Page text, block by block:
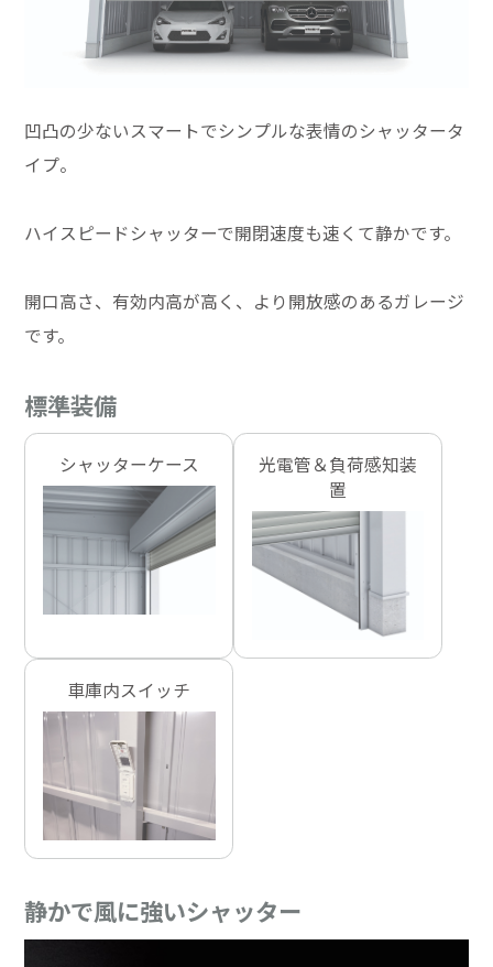
凹凸の少ないスマートでシンプルな表情のシャッタータ
イプ。
ハイスピードシャッターで開閉速度も速くて静かです。
開口高さ、有効内高が高く、より開放感のあるガレージ
です。
標準装備
シャッターケース
光電管＆負荷感知装
置
車庫内スイッチ
静かで風に強いシャッター